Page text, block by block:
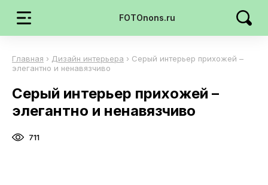
FOTOnons.ru
Главная › Дизайн интерьера › Серый интерьер прихожей –
элегантно и ненавязчиво
Серый интерьер прихожей –
элегантно и ненавязчиво
711